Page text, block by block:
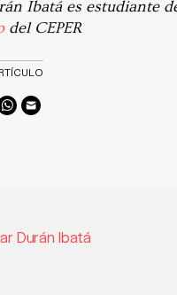
Ibatá es estudiante
del CEPER
Durán Ibatá